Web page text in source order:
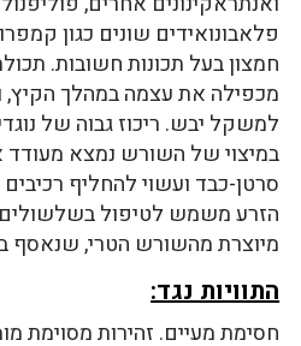
חמצון בעל תכונות חשובות.
למשקל יבש. ריכוז גבוה של
במיצוי של השורש נמצא מעודד
סרטן-כבד ועשוי להחליף
הזרע משמש לטיפול
מיוצרת מהשורש הטרי, שנאסף
התוויות נגד:
חסימת מעיים. זהירות מסוימת